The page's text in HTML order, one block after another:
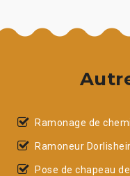
Ramonage de
Ramoneur
Pose de chapeau